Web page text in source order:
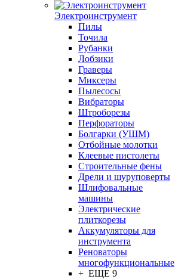
Электроинструмент
Пилы
Точила
Рубанки
Лобзики
Граверы
Миксеры
Пылесосы
Вибраторы
Штроборезы
Перфораторы
Болгарки (УШМ)
Отбойные молотки
Клеевые пистолеты
Строительные фены
Дрели и шуруповерты
Шлифовальные
машины
Электрические
плиткорезы
Аккумуляторы для
инструмента
Реноваторы
многофункциональные
+ ЕЩЕ 9